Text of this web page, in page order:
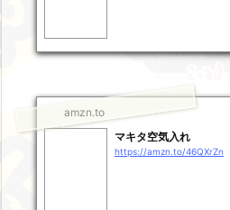
amzn.to
マキタ空気入れ
https://amzn.to/46QXrZn